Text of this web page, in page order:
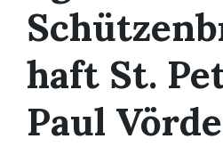
haft St.
Paul